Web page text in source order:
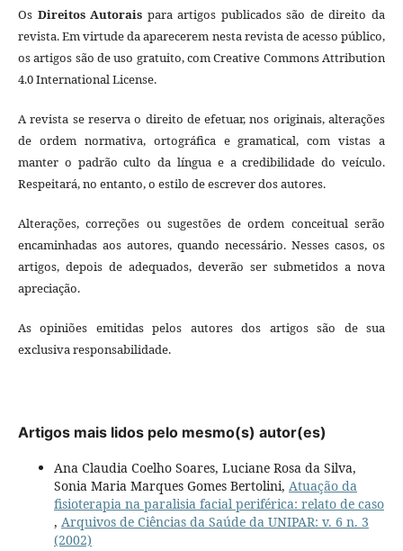
Os Direitos Autorais para artigos publicados são de direito da
revista. Em virtude da aparecerem nesta revista de acesso público,
os artigos são de uso gratuito, com Creative Commons Attribution
4.0 International License.
A revista se reserva o direito de efetuar, nos originais, alterações
de ordem normativa, ortográfica e gramatical, com vistas a
manter o padrão culto da língua e a credibilidade do veículo.
Respeitará, no entanto, o estilo de escrever dos autores.
Alterações, correções ou sugestões de ordem conceitual serão
encaminhadas aos autores, quando necessário. Nesses casos, os
artigos, depois de adequados, deverão ser submetidos a nova
apreciação.
As opiniões emitidas pelos autores dos artigos são de sua
exclusiva responsabilidade.
Artigos mais lidos pelo mesmo(s) autor(es)
Ana Claudia Coelho Soares, Luciane Rosa da Silva,
Sonia Maria Marques Gomes Bertolini, Atuação da
fisioterapia na paralisia facial periférica: relato de caso
, Arquivos de Ciências da Saúde da UNIPAR: v. 6 n. 3
(2002)